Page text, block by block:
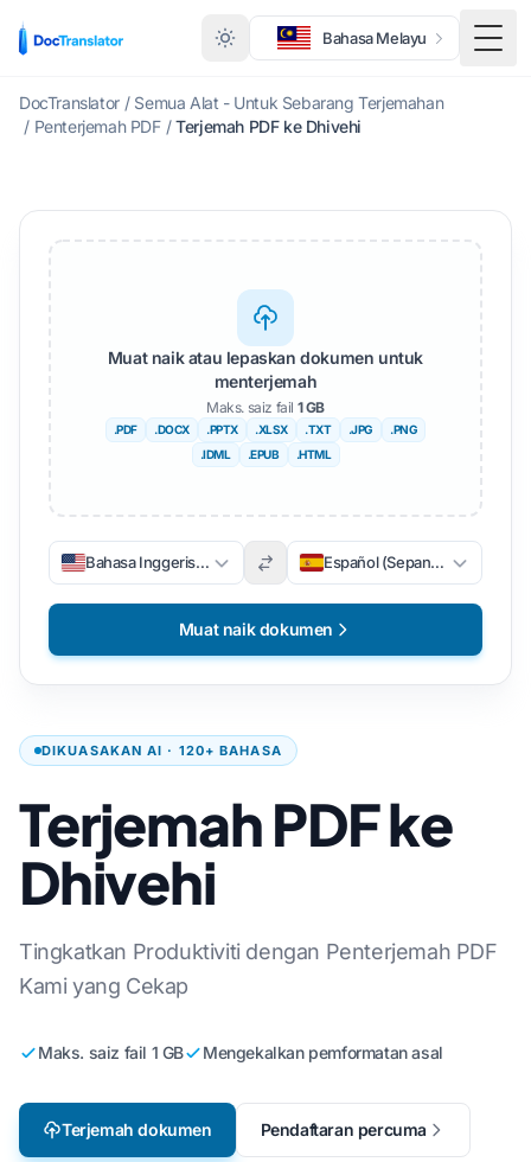
Bahasa Melayu
DocTranslator / Semua Alat - Untuk Sebarang Terjemahan
/ Penterjemah PDF / Terjemah PDF ke Dhivehi
DIKUASAKAN AI · 120+ BAHASA
Terjemah PDF ke
Dhivehi
Tingkatkan Produktiviti dengan Penterjemah PDF
Kami yang Cekap
Maks. saiz fail 1 GB Mengekalkan pemformatan asal
Terjemah dokumen Pendaftaran percuma
Muat naik atau lepaskan dokumen untuk
menterjemah
Maks. saiz fail 1 GB
.PDF .DOCX .PPTX .XLSX .TXT .JPG
.PNG
.IDML
.EPUB .HTML
Bahasa Inggeris (Bahasa Inggeris) Español (Sepanyol)
Muat naik dokumen